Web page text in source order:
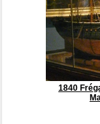
1840